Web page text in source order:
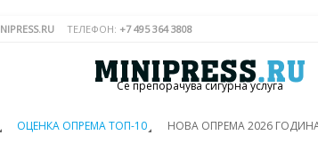
ТЕЛЕФОН: +7 495 364 3808
Се препорачува сигурна услуга
ОЦЕНКА ОПРЕМА ТОП-10 НОВА ОПРЕМА 2026